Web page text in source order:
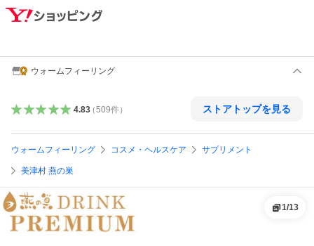
ウォームフィーリング
4.83（509件） ストアトップを見る
ウォームフィーリング コスメ・ヘルスケア サプリメント
美津村 燕の巣
1/13